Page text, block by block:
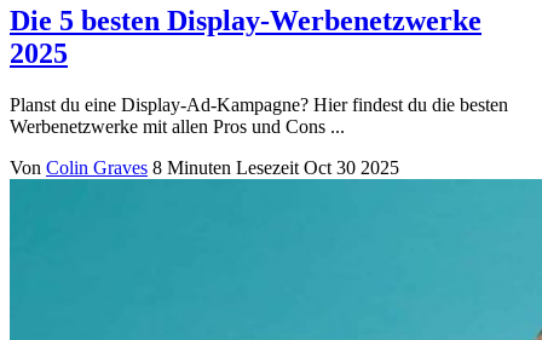
Die 5 besten Display-Werbenetzwerke
2025
Planst du eine Display-Ad-Kampagne? Hier findest du die besten
Werbenetzwerke mit allen Pros und Cons ...
Von Colin Graves 8 Minuten Lesezeit Oct 30 2025